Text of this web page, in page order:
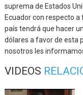
suprema de Estados
Ecuador con respecto a
país tendrá que hacer
dólares a favor de esta
nosotros les
VIDEOS